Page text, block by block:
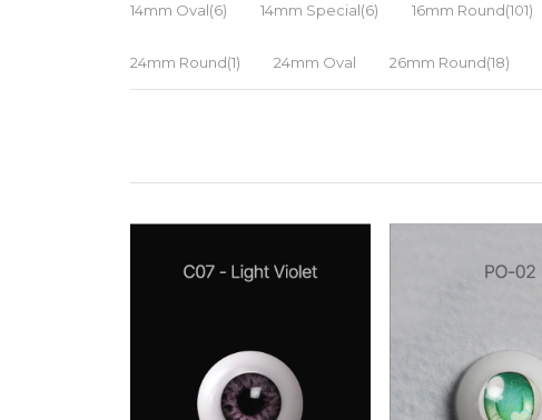
14mm Oval(6) 14mm Special(6) 16mm Round(101)
24mm Round(1) 24mm Oval 26mm Round(18)